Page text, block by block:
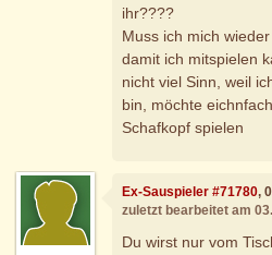
ihr????
Muss ich mich
damit ich mitspielen
nicht viel Sinn, weil
bin, möchte
Schafkopf spielen
Ex-Sauspieler #71780,
zuletzt bearbeitet am
Du wirst nur vom